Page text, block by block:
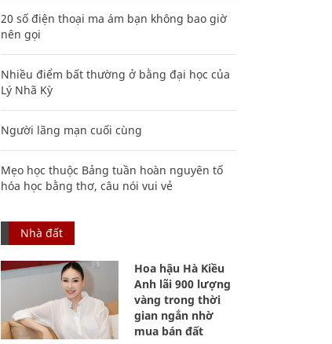
20 số điện thoại ma ám bạn không bao giờ
nên gọi
Nhiều điểm bất thường ở bằng đại học của
Lý Nhã Kỳ
Người lãng mạn cuối cùng
Mẹo học thuộc Bảng tuần hoàn nguyên tố
hóa học bằng thơ, câu nói vui vẻ
Nhà đất
Hoa hậu Hà Kiều
Anh lãi 900 lượng
vàng trong thời
gian ngắn nhờ
mua bán đất